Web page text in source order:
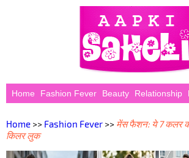
Home Fashion Fever Beauty Relationship
Home >> Fashion Fever >> मेंस फैशन: ये 7 कलर
किलर लुक